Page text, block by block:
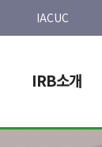
IACUC
IRB소개